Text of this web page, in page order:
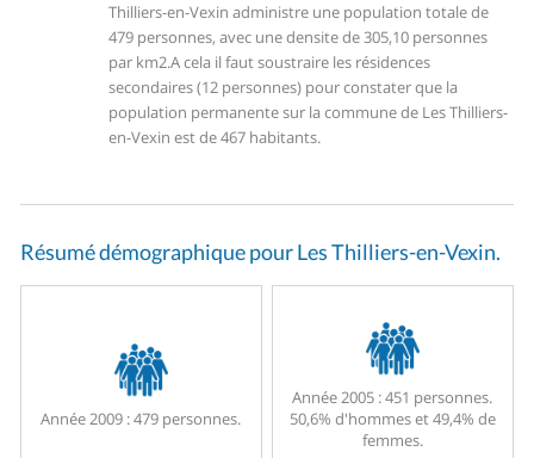
Thilliers-en-Vexin administre une population totale de
479 personnes, avec une densite de 305,10 personnes
par km2.A cela il faut soustraire les résidences
secondaires (12 personnes) pour constater que la
population permanente sur la commune de Les Thilliers-
en-Vexin est de 467 habitants.
Résumé démographique pour Les Thilliers-en-Vexin.
Année 2009 :479 personnes.
Année 2005 :451 personnes.
50,6% d'hommes et 49,4% de
femmes.